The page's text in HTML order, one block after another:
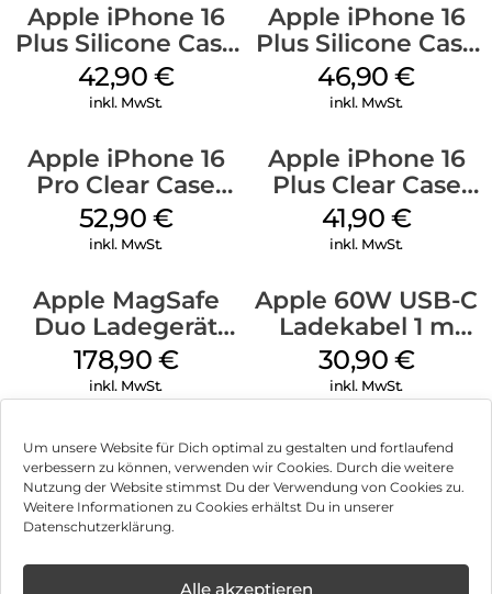
Um unsere Website für Dich optimal zu gestalten und fortlaufend
verbessern zu können, verwenden wir Cookies. Durch die weitere
Nutzung der Website stimmst Du der Verwendung von Cookies zu.
Weitere Informationen zu Cookies erhältst Du in unserer
Datenschutzerklärung.
Alle akzeptieren
Apple iPhone 16
Plus Silicone Case
MagSafe Plum
42,90 €
inkl. MwSt.
Apple iPhone 16
Plus Silicone Case
MagSafe Stone
Gray
46,90€
inkl. MwSt.
Apple iPhone 16
Pro Clear Case
MagSafe
Transparent
52,90 €
inkl. MwSt.
Apple iPhone 16
Plus Clear Case
MagSafe
Transparent
41,90 €
inkl. MwSt.
Apple MagSafe
Duo Ladegerät
Weiß
178,90 €
inkl. MwSt.
Apple 60W USB-C
Ladekabel 1 m
Weiß
30,90 €
inkl. MwSt.
Impressum